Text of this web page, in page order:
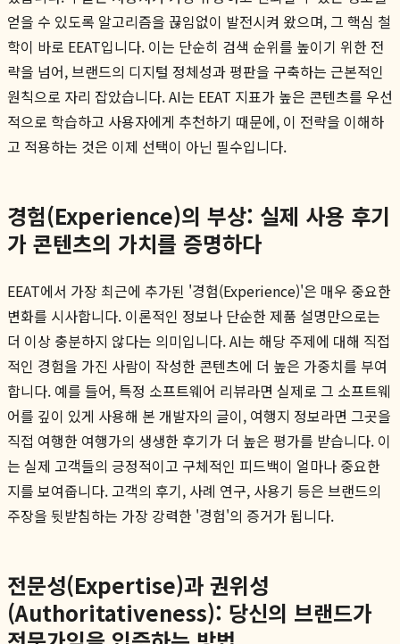
얻을 수 있도록 알고리즘을 끊임없이 발전시켜 왔으며, 그 핵심 철
학이 바로 EEAT입니다. 이는 단순히 검색 순위를 높이기 위한 전
략을 넘어, 브랜드의 디지털 정체성과 평판을 구축하는 근본적인
원칙으로 자리 잡았습니다. AI는 EEAT 지표가 높은 콘텐츠를 우선
적으로 학습하고 사용자에게 추천하기 때문에, 이 전략을 이해하
고 적용하는 것은 이제 선택이 아닌 필수입니다.
경험(Experience)의 부상: 실제 사용 후기
가 콘텐츠의 가치를 증명하다
EEAT에서 가장 최근에 추가된 '경험(Experience)'은 매우 중요한
변화를 시사합니다. 이론적인 정보나 단순한 제품 설명만으로는
더 이상 충분하지 않다는 의미입니다. AI는 해당 주제에 대해 직접
적인 경험을 가진 사람이 작성한 콘텐츠에 더 높은 가중치를 부여
합니다. 예를 들어, 특정 소프트웨어 리뷰라면 실제로 그 소프트웨
어를 깊이 있게 사용해 본 개발자의 글이, 여행지 정보라면 그곳을
직접 여행한 여행가의 생생한 후기가 더 높은 평가를 받습니다. 이
는 실제 고객들의 긍정적이고 구체적인 피드백이 얼마나 중요한
지를 보여줍니다. 고객의 후기, 사례 연구, 사용기 등은 브랜드의
주장을 뒷받침하는 가장 강력한 '경험'의 증거가 됩니다.
전문성(Expertise)과 권위성
(Authoritativeness): 당신의 브랜드가